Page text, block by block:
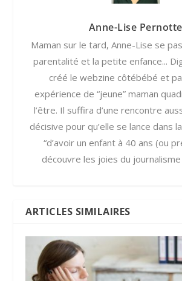
Anne-Lise Pernotte
Maman sur le tard, Anne-Lise se
parentalité et la petite enfance...
créé le webzine côtébébé et
expérience de “jeune” maman
l’être. Il suffira d’une rencontre
décisive pour qu’elle se lance dans
“d’avoir un enfant à 40 ans (ou
découvre les joies du journalisme
ARTICLES SIMILAIRES